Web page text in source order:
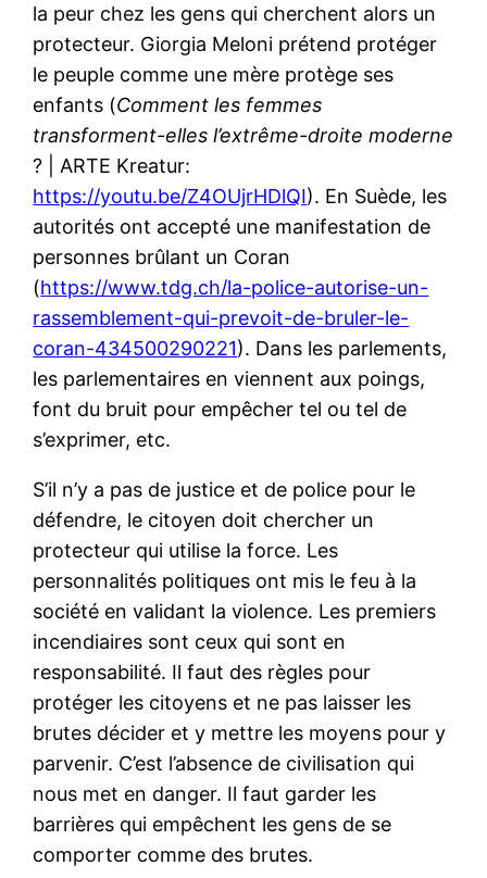
la peur chez les gens qui cherchent alors un
protecteur. Giorgia Meloni prétend protéger
le peuple comme une mère protège ses
enfants (Comment les femmes
transforment-elles l’extrême-droite moderne
? | ARTE Kreatur:
https://youtu.be/Z4OUjrHDlQI). En Suède, les
autorités ont accepté une manifestation de
personnes brûlant un Coran
(https://www.tdg.ch/la-police-autorise-un-
rassemblement-qui-prevoit-de-bruler-le-
coran-434500290221). Dans les parlements,
les parlementaires en viennent aux poings,
font du bruit pour empêcher tel ou tel de
s’exprimer, etc.
S’il n’y a pas de justice et de police pour le
défendre, le citoyen doit chercher un
protecteur qui utilise la force. Les
personnalités politiques ont mis le feu à la
société en validant la violence. Les premiers
incendiaires sont ceux qui sont en
responsabilité. Il faut des règles pour
protéger les citoyens et ne pas laisser les
brutes décider et y mettre les moyens pour y
parvenir. C’est l’absence de civilisation qui
nous met en danger. Il faut garder les
barrières qui empêchent les gens de se
comporter comme des brutes.